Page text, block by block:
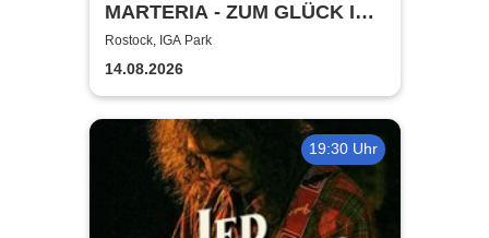
MARTERIA - ZUM GLÜCK IN
DIE ZUKUNFT TOUR 2026
Rostock, IGA Park
14.08.2026
19:30 Uhr